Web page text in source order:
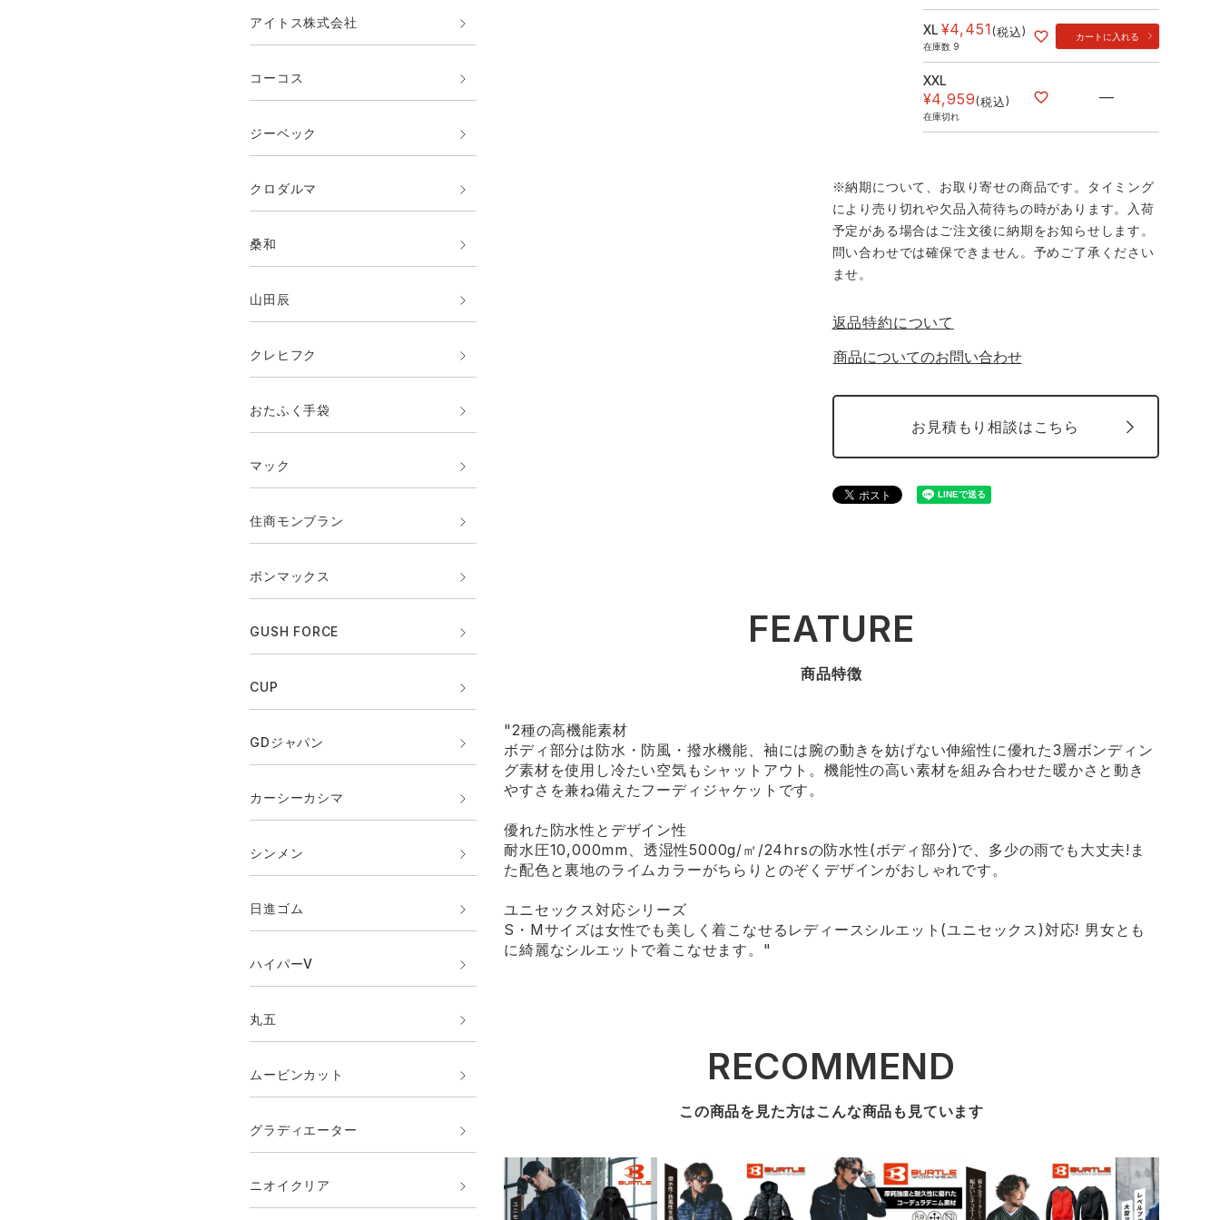
アイトス株式会社
コーコス
ジーベック
クロダルマ
桑和
山田辰
クレヒフク
おたふく手袋
マック
住商モンブラン
ボンマックス
GUSH FORCE
CUP
GDジャパン
カーシーカシマ
シンメン
日進ゴム
ハイパーV
丸五
ムービンカット
グラディエーター
ニオイクリア
XL ¥4,451 税込
在庫数 9
カートに入れる
XXL
¥4,959 税込
在庫切れ
—
※納期について、お取り寄せの商品です。タイミング
により売り切れや欠品入荷待ちの時があります。入荷
予定がある場合はご注文後に納期をお知らせします。
問い合わせでは確保できません。予めご了承ください
ませ。
返品特約について
商品についてのお問い合わせ
お見積もり相談はこちら
FEATURE
商品特徴
"2種の高機能素材
ボディ部分は防水・防風・撥水機能、袖には腕の動きを妨げない伸縮性に優れた3層ボンディン
グ素材を使用し冷たい空気もシャットアウト。機能性の高い素材を組み合わせた暖かさと動き
やすさを兼ね備えたフーディジャケットです。
優れた防水性とデザイン性
耐水圧10,000mm、透湿性5000g/㎡/24hrsの防水性(ボディ部分)で、多少の雨でも大丈夫!ま
た配色と裏地のライムカラーがちらりとのぞくデザインがおしゃれです。
ユニセックス対応シリーズ
S・Mサイズは女性でも美しく着こなせるレディースシルエット(ユニセックス)対応! 男女とも
に綺麗なシルエットで着こなせます。"
RECOMMEND
この商品を見た方はこんな商品も見ています